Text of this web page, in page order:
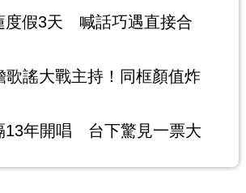
度假3天 喊話巧遇直接合
歌謠大戰主持！同框顏值炸
13年開唱 台下驚見一票大